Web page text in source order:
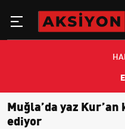
Muğla’da yaz
ediyor